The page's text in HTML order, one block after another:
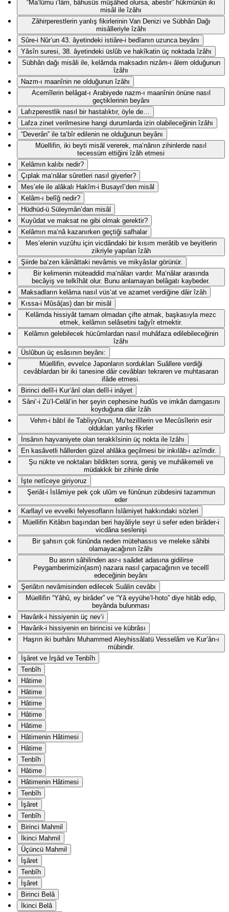
“Ma‘lûmu i‘lâm, bâhusûs müşâhed olursa, abestir” hükmünün iki
misâl ile îzâhı
Zâhirperestlerin yanlış fikirlerinin Van Denizi ve Sübhân Dağı
misâlleriyle îzâhı
Sûre-i Nûr’un 43. âyetindeki istiâre-i bedîanın uzunca beyânı
Yâsîn suresi, 38. âyetindeki üslûb ve hakîkatin üç noktada îzâhı
Sübhân dağı misâli ile, kelâmda maksadın nizâm-ı âlem olduğunun
îzâhı
Nazm-ı maanînin ne olduğunun îzâhı
Acemîlerin belâgat-ı Arabiyede nazm-ı maanînin önüne nasıl
geçtiklerinin beyânı
Lafızperestlik nasıl bir hastalıktır, öyle de…
Lafza zinet verilmesine hangi durumlarda izin olabileceğinin îzâhı
“Deverân” ile ta‘bîr edilenin ne olduğunun beyânı
Müellifin, iki beyti misâl vererek, ma‘nânın zihinlerde nasıl
tecessüm ettiğini îzâh etmesi
Kelâmın kalıbı nedir?
Çıplak ma‘nâlar sûretleri nasıl giyerler?
Mes’ele ile alâkalı Hakîm-i Busayrî’den misâl
Kelâm-ı belîğ nedir?
Hüdhüd-ü Süleymân’dan misâl
Kuyûdat ve maksat ne gibi olmak gerektir?
Kelâmın ma‘nâ kazanırken geçtiği safhalar
Mes’elenin vuzûhu için vicdândaki bir kısım merâtib ve beyitlerin
zikriyle yapılan îzâh
Şiirde ba‘zen kâinâttaki nevâmis ve mikyâslar görünür.
Bir kelimenin müteaddid ma‘nâları vardır. Ma‘nâlar arasında
becâyiş ve telkîhât olur. Bunu anlamayan belâgatı kaybeder.
Maksadların kelâma nasıl vüs‘at ve azamet verdiğine dâir îzâh
Kıssa-i Mûsâ(as) dan bir misâl
Kelâmda hissiyât tamam olmadan çifte atmak, başkasıyla mezc
etmek, kelâmın selâsetini tağyîr etmektir.
Kelâmın gelebilecek hücûmlardan nasıl muhâfaza edilebileceğinin
îzâhı
Üslûbun üç esâsının beyânı:
Müellifin, evvelce Japonların sordukları Suâllere verdiği
cevâblardan bir iki tanesine dâir cevâbları tekraren ve muhtasaran
ifâde etmesi.
Birinci delîl-i Kur’ânî olan delîl-i inâyet
Sâni‘-i Zü’l-Celâl’in her şeyin cephesine hudûs ve imkân damgasını
koyduğuna dâir îzâh
Vehm-i bâtıl ile Tabîiyyûnun, Mu‘tezilîlerin ve Mecûsîlerin esir
oldukları yanlış fikirler
İnsânın hayvaniyete olan terakkîsinin üç nokta ile îzâhı
En kasâvetli hâllerden güzel ahlâka geçilmesi bir inkılâb-ı azîmdir.
Şu nükte ve noktaları bildikten sonra, geniş ve muhâkemeli ve
müdakkik bir zihinle dinle
İşte netîceye giriyoruz
Şeriât-i İslâmiye pek çok ulûm ve fünûnun zübdesini tazammun
eder
Karllayl ve evvelki felyesofların İslâmiyet hakkındaki sözleri
Müellifin Kitâbın başından beri hayâliyle seyr ü sefer eden birâder-i
vicdâna seslenişi
Bir şahsın çok fünûnda neden mütehassıs ve meleke sâhibi
olamayacağının îzâhı
Bu asrın sâhilinden asr-ı saâdet adasına gidilirse
Peygamberimizin(asm) nazara nasıl çarpacağının ve tecellî
edeceğinin beyânı
Şeriâtın nevâmisinden edilecek Suâlin cevâbı
Müellifin “Yâhû, ey birâder” ve “Yâ eyyühe’l-hoto” diye hitâb edip,
beyânda bulunması
Havârik-i hissiyenin üç nev‘i
Havârik-i hissiyenin en birincisi ve kübrâsı
Haşrın iki burhânı Muhammed Aleyhissâlatü Vesselâm ve Kur’ân-ı
mübindir.
İşâret ve İrşâd ve Tenbîh
Tenbîh
Hâtime
Hâtime
Hâtime
Hâtime
Hâtime
Hâtimenin Hâtimesi
Hâtime
Tenbîh
Hâtime
Hâtimenin Hâtimesi
Tenbîh
İşâret
Tenbîh
Birinci Mahmil
İkinci Mahmil
Üçüncü Mahmil
İşâret
Tenbîh
İşâret
Birinci Belâ
İkinci Belâ